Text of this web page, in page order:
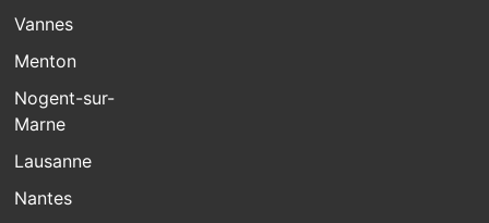
Vannes
Menton
Nogent-sur-
Marne
Lausanne
Nantes